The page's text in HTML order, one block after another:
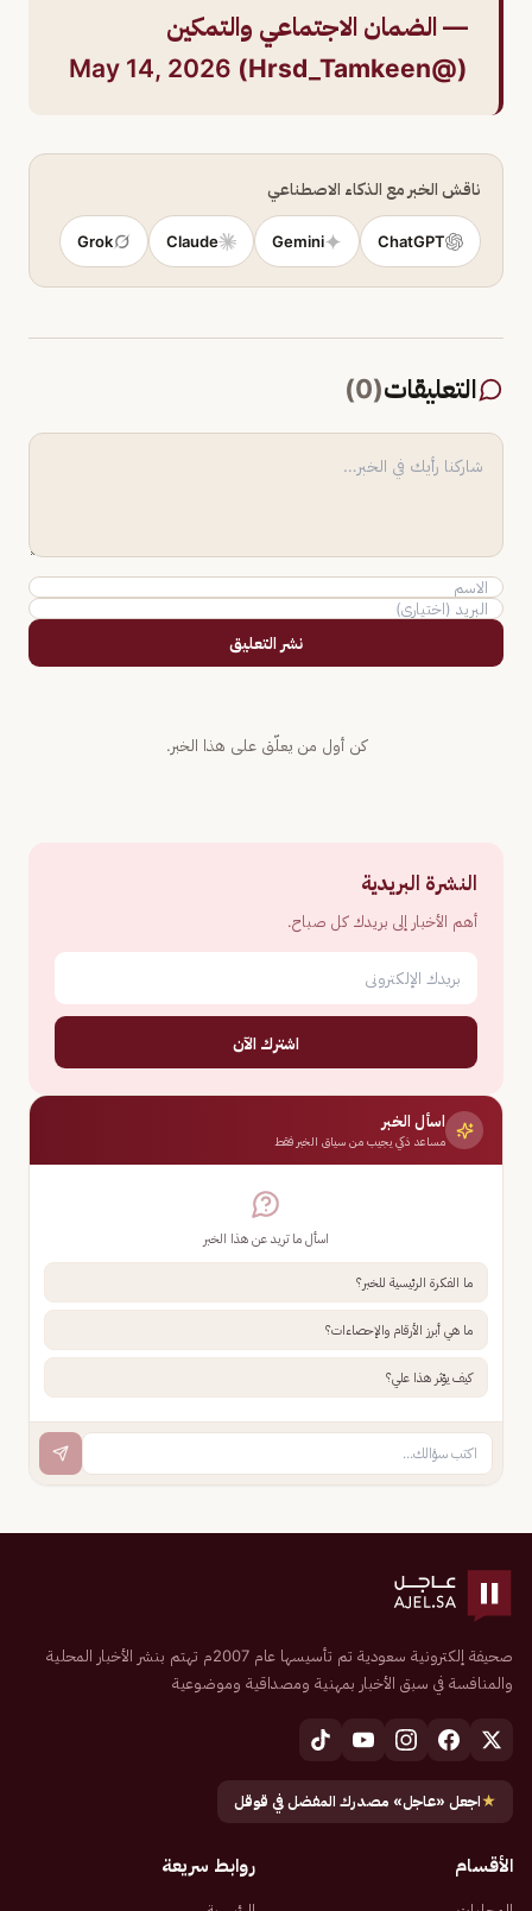
— الضمان الاجتماعي والتمكين
(@Hrsd_Tamkeen)
May 14, 2026
ناقش الخبر مع الذكاء الاصطناعي
ChatGPT
Gemini
Claude
Grok
التعليقات(
0
)
نشر التعليق
كن أول من يعلّق على هذا الخبر.
النشرة البريدية
أهم الأخبار إلى بريدك كل صباح.
اشترك الآن
اسأل الخبر
مساعد ذكي يجيب من سياق الخبر فقط
اسأل ما تريد عن هذا الخبر
ما الفكرة الرئيسية للخبر؟
ما هي أبرز الأرقام والإحصاءات؟
كيف يؤثر هذا علي؟
صحيفة إلكترونية سعودية تم تأسيسها عام 2007م تهتم بنشر الأخبار المحلية
والمنافسة في سبق الأخبار بمهنية ومصداقية وموضوعية
★اجعل «عاجل» مصدرك المفضل في قوقل
الأقسام روابط سريعة